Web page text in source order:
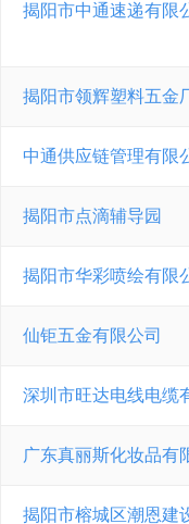
揭阳市中通速递有限
揭阳市领辉塑料五金
中通供应链管理有限
揭阳市点滴辅导园
揭阳市华彩喷绘有限
仙钜五金有限公司
深圳市旺达电线电缆
广东真丽斯化妆品有
揭阳市榕城区潮恩建